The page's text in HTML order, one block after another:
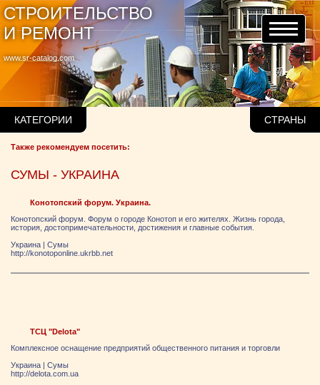
www.sr-catalog.com
СТРОИТЕЛЬСТВО
И РЕМОНТ
КАТЕГОРИИ СТРАНЫ
Также рекомендуем посетить:
СУМЫ - УКРАИНА
Конотопский форум. Украина.
Конотопский форум. Форум о городе Конотоп и его жителях. Жизнь города,
история, достопримечательности, достижения и главные события.
Украина | Сумы
http://konotoponline.ukrbb.net
ТСЦ "Delota"
Комплексное оснащение предприятий общественного питания и торговли
Украина | Сумы
http://delota.com.ua